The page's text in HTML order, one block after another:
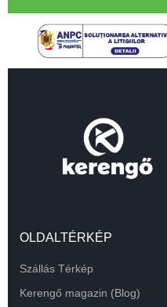
OLDALTÉRKÉP
Szállás Térkép
Kerengő magazin (Blog)